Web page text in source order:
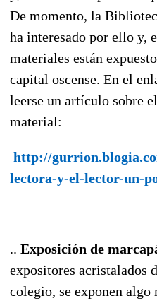
De momento, la
ha interesado por ello y,
materiales están
capital oscense. En el
leerse un artículo sobre
material:
http://
lectora-y-el-lector-un-
.. Exposición de
expositores acristalados
colegio, se exponen algo